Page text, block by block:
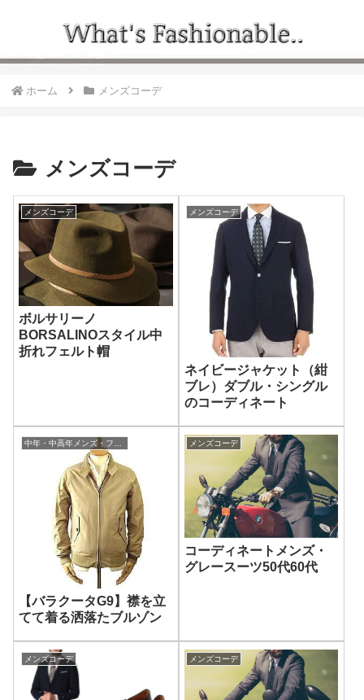
ホーム メンズコーデ
メンズコーデ
メンズコーデ
ボルサリーノ
BORSALINOスタイル中
折れフェルト帽
メンズコーデ
ネイビージャケット（紺
ブレ）ダブル・シングル
のコーディネート
中年・中高年メンズ・ファッション
【バラクータG9】襟を立
てて着る洒落たブルゾン
メンズコーデ
コーディネートメンズ・
グレースーツ50代60代
メンズコーデ メンズコーデ